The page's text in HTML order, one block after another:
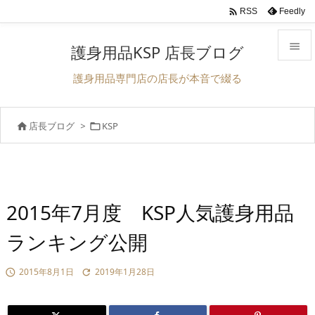


検索
 RSS Feedly
護身用品KSP 店長ブログ
護身用品専門店の店長が本音で綴る
 店長ブログ > KSP
2015年7月度 KSP人気護身用品
ランキング公開
 2015年8月1日  2019年1月28日